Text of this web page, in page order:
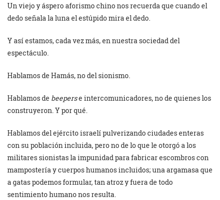
Un viejo y áspero aforismo chino nos recuerda que cuando el
dedo señala la luna el estúpido mira el dedo.
Y así estamos, cada vez más, en nuestra sociedad del
espectáculo.
Hablamos de Hamás, no del sionismo.
Hablamos de beeperse intercomunicadores, no de quienes los
construyeron. Y por qué.
Hablamos del ejército israelí pulverizando ciudades enteras
con su población incluida, pero no de lo que le otorgó a los
militares sionistas la impunidad para fabricar escombros con
mampostería y cuerpos humanos incluidos; una argamasa que
a gatas podemos formular, tan atroz y fuera de todo
sentimiento humano nos resulta.